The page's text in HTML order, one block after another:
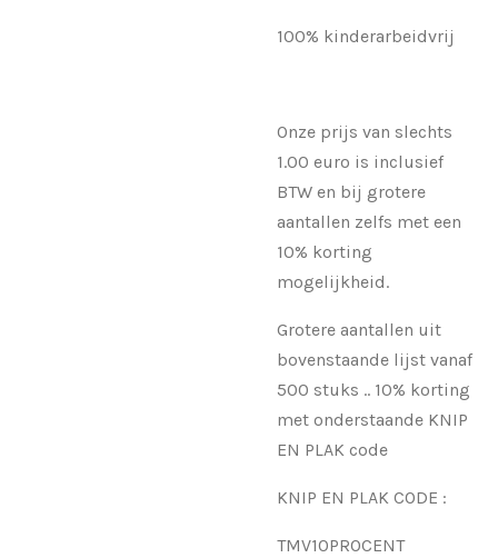
100% kinderarbeidvrij
Onze prijs van slechts
1.00 euro is inclusief
BTW en bij grotere
aantallen zelfs met een
10% korting
mogelijkheid.
Grotere aantallen uit
bovenstaande lijst vanaf
500 stuks .. 10% korting
met onderstaande KNIP
EN PLAK code
KNIP EN PLAK CODE :
TMV10PROCENT